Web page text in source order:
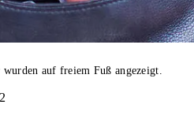
auf freiem Fuß angezeigt.